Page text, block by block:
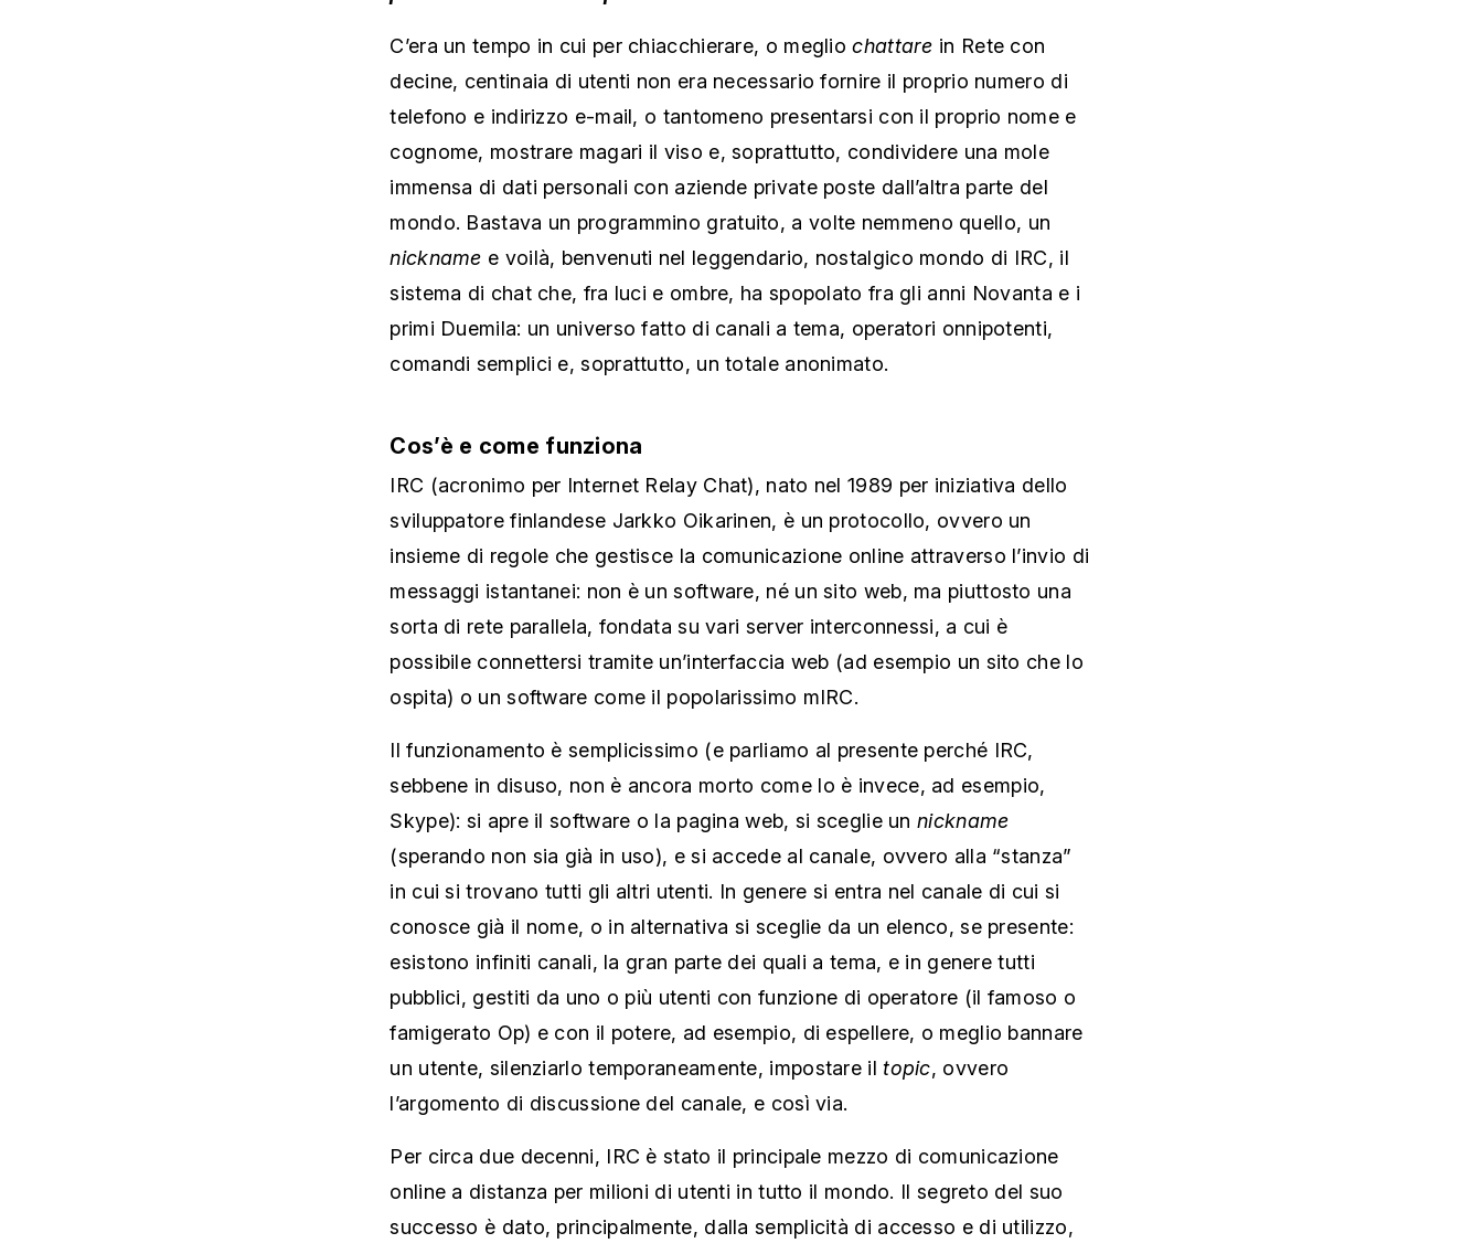
C’era un tempo in cui per chiacchierare, o meglio chattare in Rete con
decine, centinaia di utenti non era necessario fornire il proprio numero di
telefono e indirizzo e-mail, o tantomeno presentarsi con il proprio nome e
cognome, mostrare magari il viso e, soprattutto, condividere una mole
immensa di dati personali con aziende private poste dall’altra parte del
mondo. Bastava un programmino gratuito, a volte nemmeno quello, un
nickname e voilà, benvenuti nel leggendario, nostalgico mondo di IRC, il
sistema di chat che, fra luci e ombre, ha spopolato fra gli anni Novanta e i
primi Duemila: un universo fatto di canali a tema, operatori onnipotenti,
comandi semplici e, soprattutto, un totale anonimato.
Cos’è e come funziona
IRC (acronimo per Internet Relay Chat), nato nel 1989 per iniziativa dello
sviluppatore finlandese Jarkko Oikarinen, è un protocollo, ovvero un
insieme di regole che gestisce la comunicazione online attraverso l’invio di
messaggi istantanei: non è un software, né un sito web, ma piuttosto una
sorta di rete parallela, fondata su vari server interconnessi, a cui è
possibile connettersi tramite un’interfaccia web (ad esempio un sito che lo
ospita) o un software come il popolarissimo mIRC.
Il funzionamento è semplicissimo (e parliamo al presente perché IRC,
sebbene in disuso, non è ancora morto come lo è invece, ad esempio,
Skype): si apre il software o la pagina web, si sceglie un nickname
(sperando non sia già in uso), e si accede al canale, ovvero alla “stanza”
in cui si trovano tutti gli altri utenti. In genere si entra nel canale di cui si
conosce già il nome, o in alternativa si sceglie da un elenco, se presente:
esistono infiniti canali, la gran parte dei quali a tema, e in genere tutti
pubblici, gestiti da uno o più utenti con funzione di operatore (il famoso o
famigerato Op) e con il potere, ad esempio, di espellere, o meglio bannare
un utente, silenziarlo temporaneamente, impostare iltopic , ovvero
l’argomento di discussione del canale, e così via.
Per circa due decenni, IRC è stato il principale mezzo di comunicazione
online a distanza per milioni di utenti in tutto il mondo. Il segreto del suo
successo è dato, principalmente, dalla semplicità di accesso e di utilizzo,